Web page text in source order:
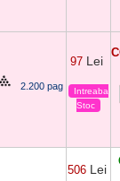
2.200 pag
97 Lei
Intreaba
Stoc
506 Lei